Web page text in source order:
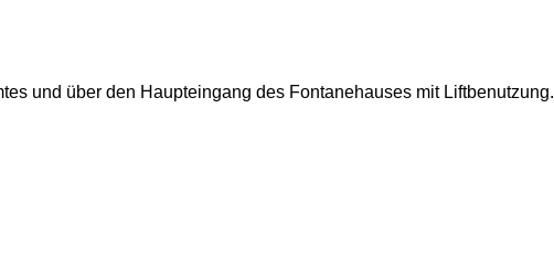
und über den Haupteingang des Fontanehauses mit Liftbenutzung.